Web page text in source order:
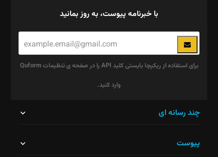
با خبرنامه پیوست، به روز بمانید
برای استفاده از ریکپچا بایستی کلید API را در صفحه ی تنظیمات Quform
وارد کنید.
نباید
چند رسانه ای
پیوست